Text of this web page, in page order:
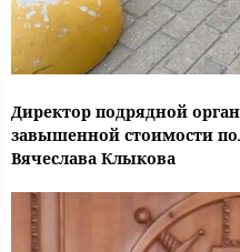
Директор подрядной
завышенной стоимости
Вячеслава Клыкова